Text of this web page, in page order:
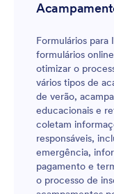
Formulários para
formulários
otimizar o
vários tipos de
de verão,
educacionais e
coletam
responsáveis,
emergência,
pagamento e
o processo de